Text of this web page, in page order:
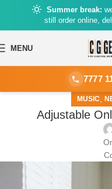
Summer break:
still order online,
MENU
7777
MUSIC
Adjustable